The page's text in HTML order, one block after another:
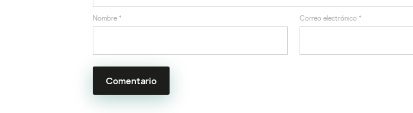
Nombre * Correo electrónico *